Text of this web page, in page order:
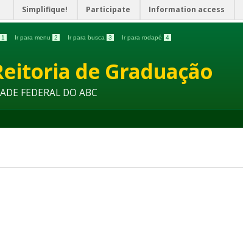
Simplifique! Participate Information access
1 Ir para menu 2 Ir para busca 3 Ir para rodapé 4
de Graduação
FEDERAL DO ABC